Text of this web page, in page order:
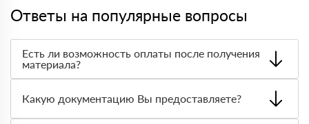
Ответы на популярные вопросы
Есть ли возможность оплаты после получения
материала?
оплата по факту получения товара. При этом, если
доставленный товар был ненадлежащего качества, то
Вы вправе от него отказаться.
Какую документацию Вы предоставляете?